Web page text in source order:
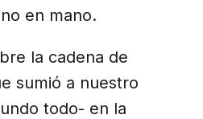
en mano.
la cadena de
sumió a nuestro
todo- en la